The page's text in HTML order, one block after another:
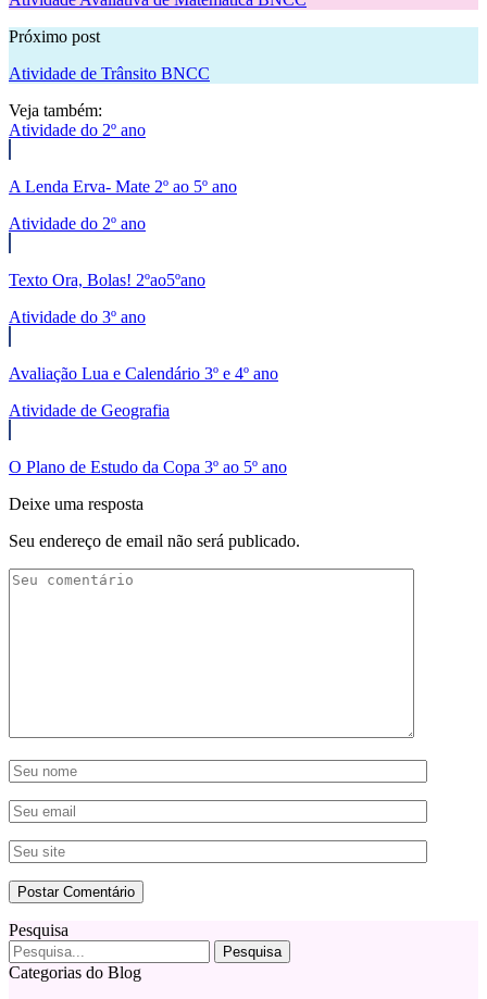
Próximo post
Atividade de Trânsito BNCC
Veja também:
Atividade do 2º ano
A Lenda Erva- Mate 2º ao 5º ano
Atividade do 2º ano
Texto Ora, Bolas! 2ºao5ºano
Atividade do 3º ano
Avaliação Lua e Calendário 3º e 4º ano
Atividade de Geografia
O Plano de Estudo da Copa 3º ao 5º ano
Deixe uma resposta
Seu endereço de email não será publicado.
Pesquisa
Categorias do Blog